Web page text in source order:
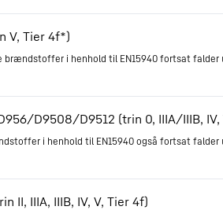
V, Tier 4f*)
i henhold til EN15940 fortsat falder
D9508/D9512 (trin 0, IIIA/IIIB, IV,
i henhold til EN15940 også fortsat falder
II, IIIA, IIIB, IV, V, Tier 4f)